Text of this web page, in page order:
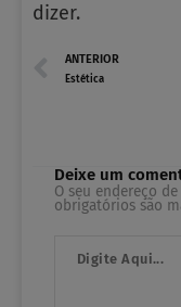
dizer.
Prev
ANTERIOR
Estética
Deixe um
O seu endereço
obrigatórios são
Aqui...